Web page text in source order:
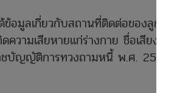
อมูลเกี่ยวกับสถานที่ติดต่อของลูกหนี้
วามเสียหายแก่ร่างกาย ชื่อเสียงหรือ
บัญญัติการทวงถามหนี้ พ.ศ. 2558